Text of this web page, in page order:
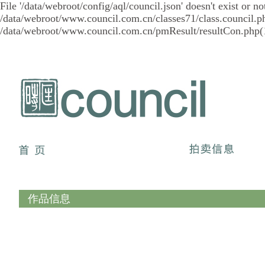
File '/data/webroot/config/aql/council.json' doesn't exist or
/data/webroot/www.council.com.cn/classes71/
/data/webroot/www.council.com.cn/pmResult/
作品信息